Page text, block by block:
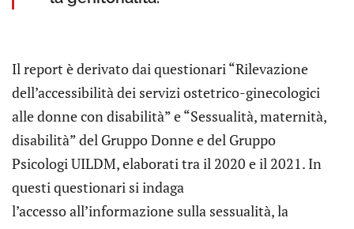
Il report è derivato dai questionari “Rilevazione
dell’accessibilità dei servizi ostetrico-ginecologici
alle donne con disabilità” e “Sessualità, maternità,
disabilità” del Gruppo Donne e del Gruppo
Psicologi UILDM, elaborati tra il 2020 e il 2021. In
questi questionari si indaga
l’accesso all’informazione sulla sessualità, la